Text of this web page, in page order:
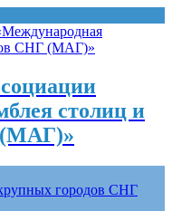
столиц и
(МАГ)»
городов СНГ